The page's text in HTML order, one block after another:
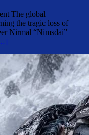
The global
the tragic loss of
Nirmal “Nimsdai”